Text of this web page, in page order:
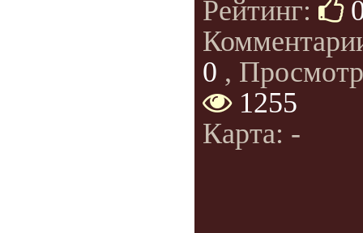
Рейтинг:
0 ,
1255
Карта: -